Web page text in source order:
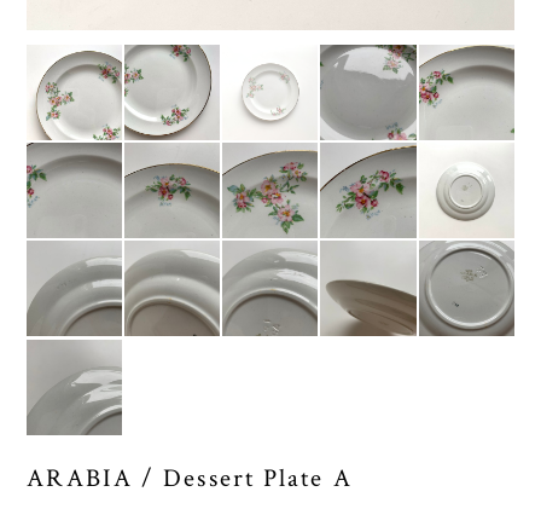
ARABIA / Dessert Plate A